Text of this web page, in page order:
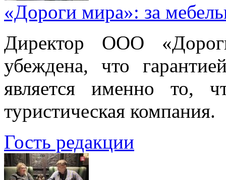
«Дороги мира»: за
Директор ООО
убеждена, что
является именно то,
туристическая компания.
Гость редакции